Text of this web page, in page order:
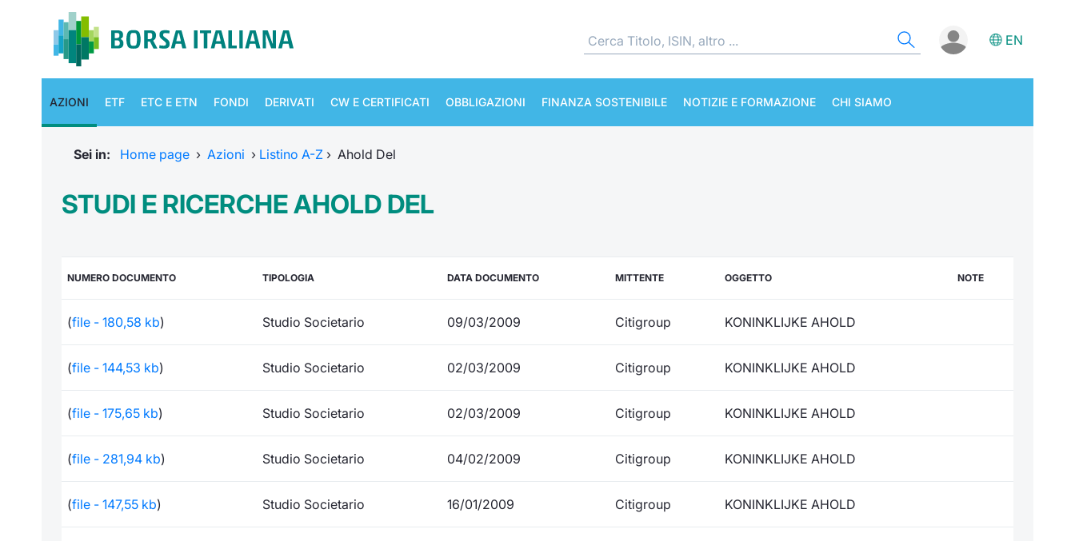
EN
AZIONI ETF ETC E ETN FONDI DERIVATI CW E CERTIFICATI OBBLIGAZIONI FINANZA SOSTENIBILE NOTIZIE E FORMAZIONE CHI SIAMO
Sei in: Home page › Azioni › Listino A-Z › Ahold Del
STUDI E RICERCHE AHOLD DEL
NUMERO DOCUMENTO TIPOLOGIA DATA DOCUMENTO MITTENTE OGGETTO NOTE
(file - 180,58 kb) Studio Societario 09/03/2009 Citigroup KONINKLIJKE AHOLD
(file - 144,53 kb) Studio Societario 02/03/2009 Citigroup KONINKLIJKE AHOLD
(file - 175,65 kb) Studio Societario 02/03/2009 Citigroup KONINKLIJKE AHOLD
(file - 281,94 kb) Studio Societario 04/02/2009 Citigroup KONINKLIJKE AHOLD
(file - 147,55 kb) Studio Societario 16/01/2009 Citigroup KONINKLIJKE AHOLD